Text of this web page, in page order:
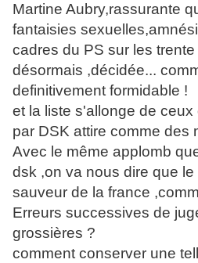
Martine Aubry,rassurante
fantaisies
cadres du PS sur les
désormais ,décidée...
definitivement formidable !
et la liste s'allonge de
par DSK attire comme des
Avec le même applomb
dsk ,on va nous dire que
sauveur de la france
Erreurs successives de
grossières ?
comment conserver une